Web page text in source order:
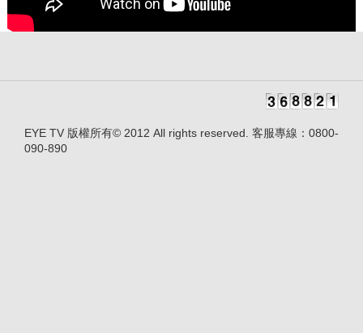
EYE TV 版權所有© 2012 All rights reserved. 客服專線：0800-
090-890